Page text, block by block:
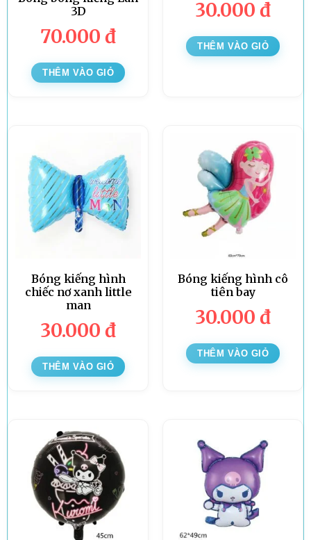
3D
70.000 đ
THÊM VÀO GIỎ
30.000 đ
THÊM VÀO GIỎ
Bóng kiếng hình
chiếc nơ xanh little
man
30.000 đ
THÊM VÀO GIỎ
Bóng kiếng hình cô
tiên bay
30.000 đ
THÊM VÀO GIỎ